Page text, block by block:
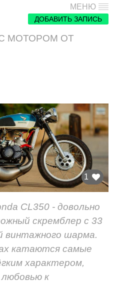
МЕНЮ
ДОБАВИТЬ ЗАПИСЬ
С МОТОРОМ ОТ
1
CL350 - довольно
скремблер с 33
винтажного шарма.
катаются самые
характером,
к